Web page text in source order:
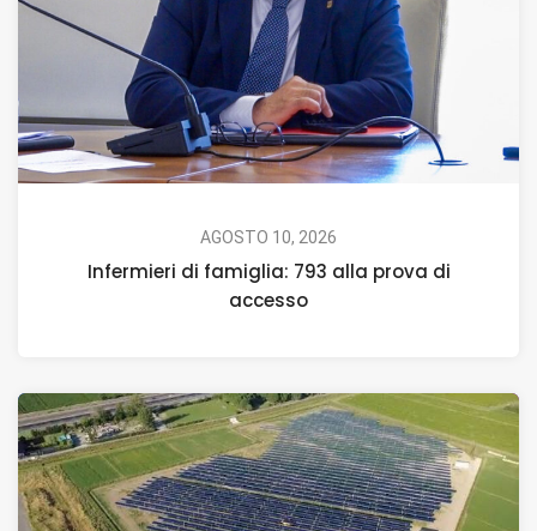
AGOSTO 10, 2026
Infermieri di famiglia: 793 alla prova di
accesso